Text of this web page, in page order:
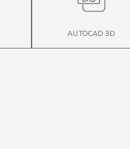
AUTOCAD 3D